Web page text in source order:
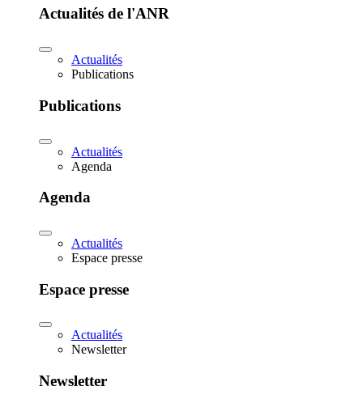
Actualités de l'ANR
Actualités
Publications
Publications
Actualités
Agenda
Agenda
Actualités
Espace presse
Espace presse
Actualités
Newsletter
Newsletter